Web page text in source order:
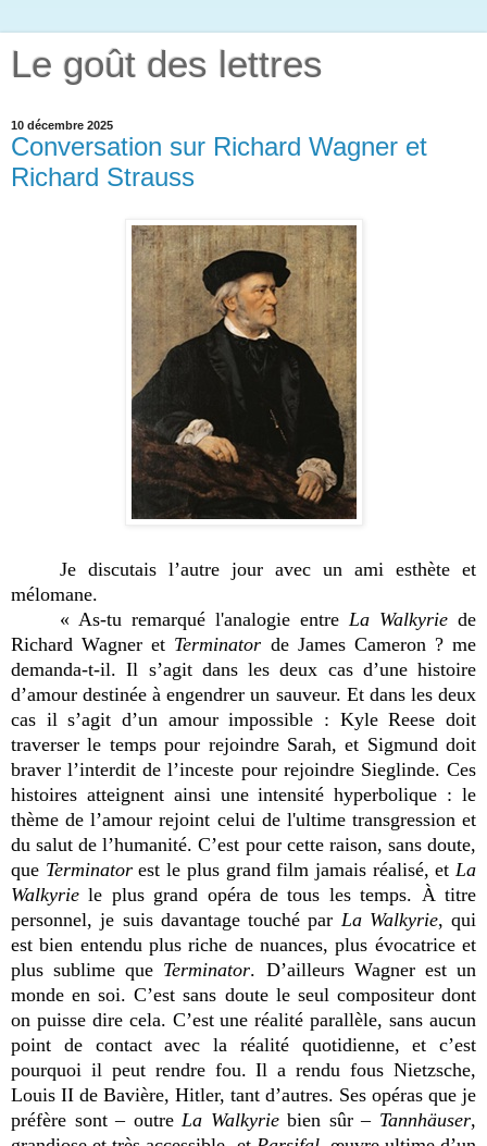
Le goût des lettres
10 décembre 2025
Conversation sur Richard Wagner et
Richard Strauss
Je discutais l’autre jour avec un ami esthète et
mélomane.
« As-tu remarqué l'analogie entre La Walkyrie de
Richard Wagner et Terminator de James Cameron ? me
demanda-t-il. Il s’agit dans les deux cas d’une histoire
d’amour destinée à engendrer un sauveur. Et dans les deux
cas il s’agit d’un amour impossible : Kyle Reese doit
traverser le temps pour rejoindre Sarah, et Sigmund doit
braver l’interdit de l’inceste pour rejoindre Sieglinde. Ces
histoires atteignent ainsi une intensité hyperbolique : le
thème de l’amour rejoint celui de l'ultime transgression et
du salut de l’humanité. C’est pour cette raison, sans doute,
que Terminatorest le plus grand film jamais réalisé, et La
Walkyrie le plus grand opéra de tous les temps. À titre
personnel, je suis davantage touché par La Walkyrie, qui
est bien entendu plus riche de nuances, plus évocatrice et
plus sublime que Terminator. D’ailleurs Wagner est un
monde en soi. C’est sans doute le seul compositeur dont
on puisse dire cela. C’est une réalité parallèle, sans aucun
point de contact avec la réalité quotidienne, et c’est
pourquoi il peut rendre fou. Il a rendu fous Nietzsche,
Louis II de Bavière, Hitler, tant d’autres. Ses opéras que je
préfère sont – outre La Walkyriebien sûr – Tannhäuser,